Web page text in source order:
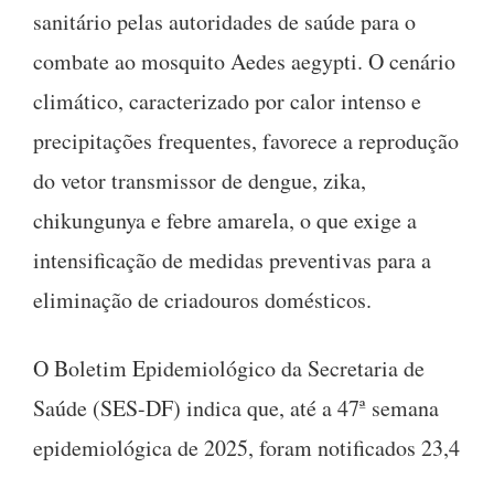
sanitário pelas autoridades de saúde para o
combate ao mosquito Aedes aegypti. O cenário
climático, caracterizado por calor intenso e
precipitações frequentes, favorece a reprodução
do vetor transmissor de dengue, zika,
chikungunya e febre amarela, o que exige a
intensificação de medidas preventivas para a
eliminação de criadouros domésticos.
O Boletim Epidemiológico da Secretaria de
Saúde (SES-DF) indica que, até a 47ª semana
epidemiológica de 2025, foram notificados 23,4